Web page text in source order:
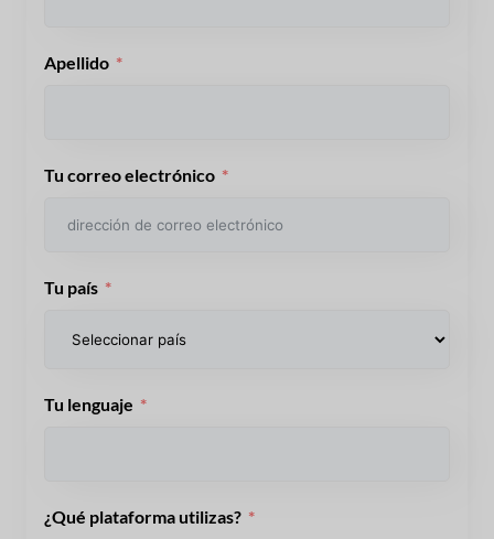
Apellido
Tu correo electrónico
Tu país
Tu lenguaje
¿Qué plataforma utilizas?